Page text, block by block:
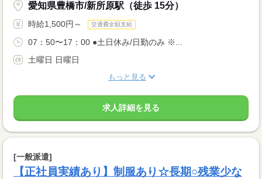
愛知県豊橋市/新所原駅（徒歩 15分）
時給1,500円～ 交通費全額支給
07：50〜17：00 ●土日休み/日勤のみ ※...
土曜日 日曜日
もっと見る
求人詳細を見る
[一般派遣]
【正社員実績あり】制服あり☆長期○残業少な